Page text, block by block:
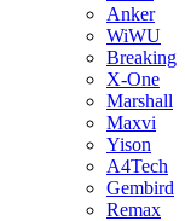
Anker
WiWU
Breaking
X-One
Marshall
Maxvi
Yison
A4Tech
Gembird
Remax